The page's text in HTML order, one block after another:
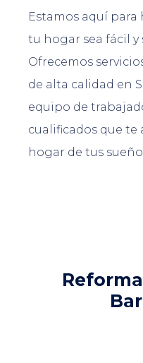
Estamos aquí para
tu hogar sea fácil y
Ofrecemos
de alta calidad en
equipo de
cualificados que te
hogar de tus